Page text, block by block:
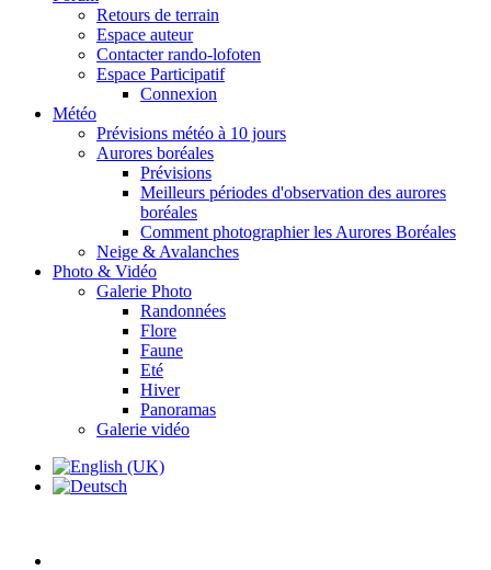
Retours de terrain
Espace auteur
Contacter rando-lofoten
Espace Participatif
Connexion
Météo
Prévisions météo à 10 jours
Aurores boréales
Prévisions
Meilleurs périodes d'observation des aurores
boréales
Comment photographier les Aurores Boréales
Neige & Avalanches
Photo & Vidéo
Galerie Photo
Randonnées
Flore
Faune
Eté
Hiver
Panoramas
Galerie vidéo